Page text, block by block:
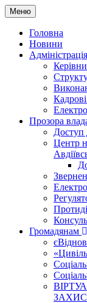
Меню
Головна
Новини
Адміністрація
Прозора
Доступ
Центр
Громадянам